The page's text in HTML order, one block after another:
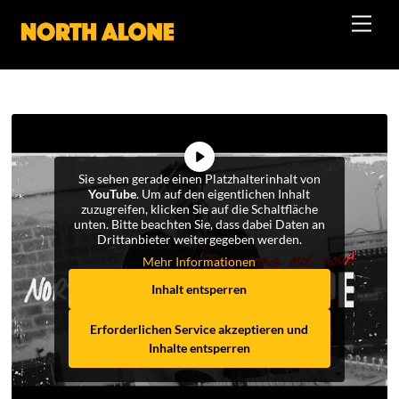
Sie sehen gerade einen Platzhalterinhalt von
YouTube. Um auf den eigentlichen Inhalt
zuzugreifen, klicken Sie auf die Schaltfläche
unten. Bitte beachten Sie, dass dabei Daten an
Drittanbieter weitergegeben werden.
Mehr Informationen
Inhalt entsperren
Erforderlichen Service akzeptieren und
Inhalte entsperren